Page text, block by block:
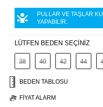
PULLAR VE TAŞLAR
YAPABİLİR.
LÜTFEN BEDEN SEÇİNİZ
38 40 42 44
BEDEN TABLOSU
FIYAT ALARM